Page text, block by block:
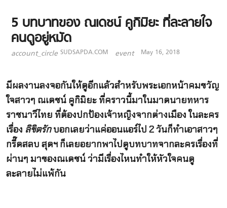
5 บทบาทของ ณเดชน์ คูกิมิยะ ที่ละลายใจ
คนดูอยู่หมัด
account_circle SUDSAPDA.COM event May 16, 2018
มีผลงานลงจอกันให้ดูอีกแล้วสำหรับพระเอกหน้าคมขวัญ
ใจสาวๆ ณเดชน์ คูกิมิยะ ที่คราวนี้มาในมาดนายทหาร
ราชนาวีไทย ที่ต้องปกป้องเจ้าหญิงจากต่างเมือง ในละคร
เรื่อง ลิขิตรักบอกเลยว่าแค่ออนแอร์ไป 2 วันก็ทำเอาสาวๆ
กรี๊ดสลบ สุดฯ ก็เลยอยากพาไปดูบทบาทจากละครเรื่องที่
ผ่านๆ มาของณเดชน์ ว่ามีเรื่องไหนทำให้หัวใจคนดู
ละลายไม่แพ้กัน